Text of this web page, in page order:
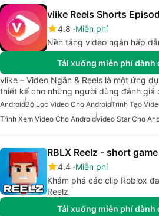
vlike Reels Shorts
4.8 Miễn phí
Nền tảng video ngắn hấp
Tải xuống miễn phí dành
vlike – Video Ngắn & Reels là một ứng
thiết kế cho những người dùng đánh giá
AndroidBộ Lọc Video Cho AndroidTrình Tạo
Trình Xem Video Cho AndroidVideo Star Cho
RBLX Reelz - short
4.4 Miễn phí
Khám phá các clip Roblox
Reelz
Tải xuống miễn phí dành